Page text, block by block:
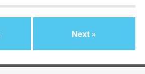
Next »